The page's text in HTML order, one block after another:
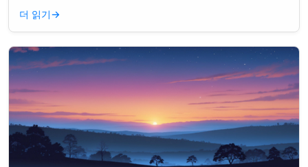
타이밍의 문제입니다. 태양은 지...
더 읽기→